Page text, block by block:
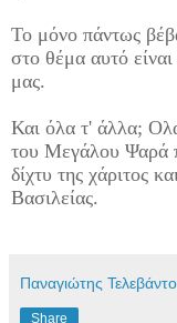
Το μόνο πάντως
στο θέμα αυτό
μας.
Και όλα τ' άλλα;
του Μεγάλου Ψαρά
δίχτυ της χάριτος
Βασιλείας.
Παναγιώτης
Share